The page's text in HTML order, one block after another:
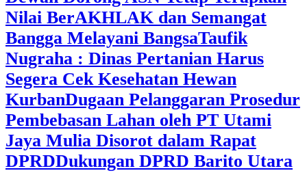
Nilai BerAKHLAK dan Semangat
Bangga Melayani BangsaTaufik
Nugraha : Dinas Pertanian Harus
Segera Cek Kesehatan Hewan
KurbanDugaan Pelanggaran Prosedur
Pembebasan Lahan oleh PT Utami
Jaya Mulia Disorot dalam Rapat
DPRDDukungan DPRD Barito Utara